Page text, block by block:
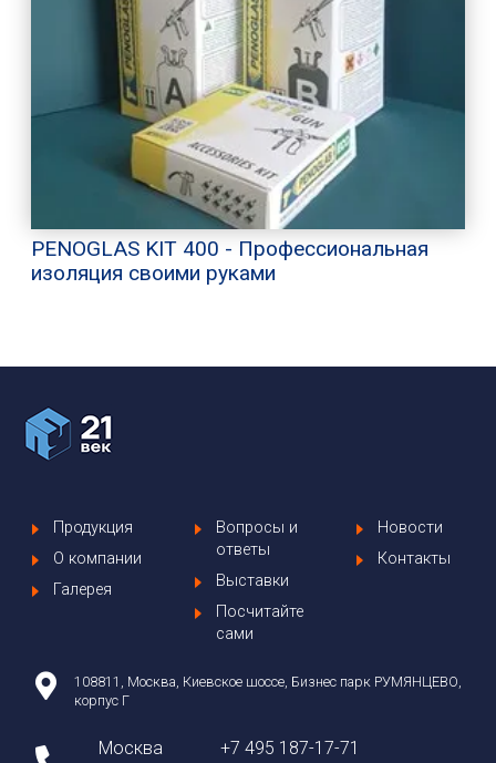
PENOGLAS KIT 400 - Профессиональная
изоляция своими руками
Продукция
О компании
Галерея
Вопросы и
ответы
Выставки
Посчитайте
сами
Новости
Контакты
108811, Москва, Киевское шоссе, Бизнес парк РУМЯНЦЕВО,
корпус Г
Москва
+7 495 187-17-71